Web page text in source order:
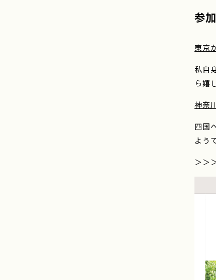
参
東京
私自
ら嬉
神奈
四国
よう
＞＞